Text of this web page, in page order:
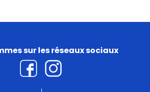
sur les réseaux sociaux